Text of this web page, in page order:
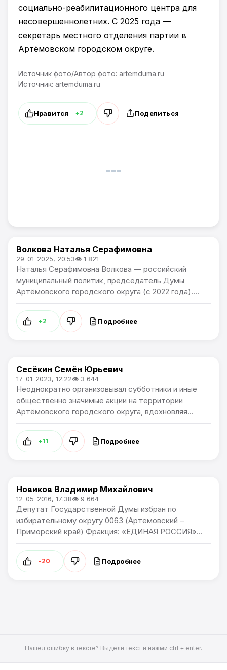
социально-реабилитационного центра для
несовершеннолетних. С 2025 года —
секретарь местного отделения партии в
Артёмовском городском округе.
Источник фото/Автор фото: artemduma.ru
Источник: artemduma.ru
Нравится +2 Поделиться
Самые узнаваемые люди Артема
Волкова Наталья Серафимовна
29-01-2025, 20:53👁 1 821
Наталья Серафимовна Волкова — российский
муниципальный политик, председатель Думы
Артёмовского городского округа (с 2022 года)....
+2 Подробнее
Самые узнаваемые люди Артема
Сесёкин Семён Юрьевич
17-01-2023, 12:22👁 3 644
Неоднократно организовывал субботники и иные
общественно значимые акции на территории
Артёмовского городского округа, вдохновляя...
+11 Подробнее
Самые узнаваемые люди Артема
Новиков Владимир Михайлович
12-05-2016, 17:38👁 9 664
Депутат Государственной Думы избран по
избирательному округу 0063 (Артемовский –
Приморский край) Фракция: «ЕДИНАЯ РОССИЯ»...
-20 Подробнее
Нашёл ошибку в тексте? Выдели текст и нажми ctrl + enter.